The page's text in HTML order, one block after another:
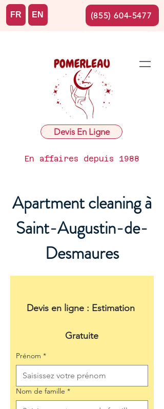
Devis En Ligne
En affaires depuis 1988
FR EN (855) 604-5477
Apartment cleaning à
Saint-Augustin-de-
Desmaures
Devis en ligne : Estimation
Gratuite
Prénom *
Nom de famille *